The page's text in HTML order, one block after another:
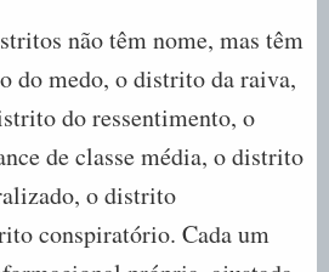
não têm nome, mas têm
do medo, o distrito da raiva,
do ressentimento, o
de classe média, o distrito
o distrito
conspiratório. Cada um